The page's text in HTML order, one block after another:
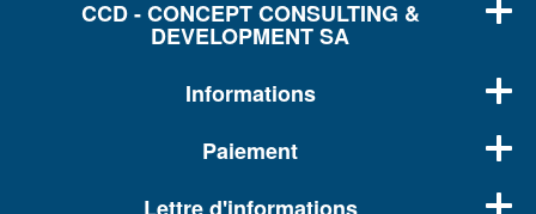
CCD - CONCEPT CONSULTING &
DEVELOPMENT SA
Informations
Paiement
Lettre d'informations